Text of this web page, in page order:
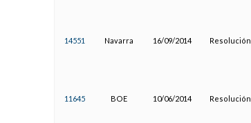
14551 Navarra 16/09/2014 Resolución
11645 BOE 10/06/2014 Resolución